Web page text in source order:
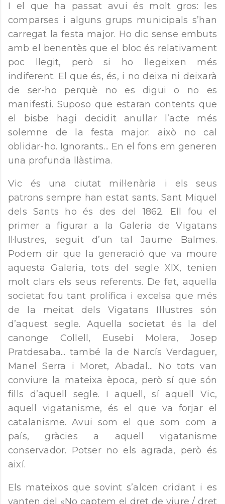
I el que ha passat avui és molt gros: les
comparses i alguns grups municipals s’han
carregat la festa major. Ho dic sense embuts
amb el benentès que el bloc és relativament
poc llegit, però si ho llegeixen més
indiferent. El que és, és, i no deixa ni deixarà
de ser-ho perquè no es digui o no es
manifesti. Suposo que estaran contents que
el bisbe hagi decidit anul·lar l’acte més
solemne de la festa major: això no cal
oblidar-ho. Ignorants... En el fons em generen
una profunda llàstima.
Vic és una ciutat mil·lenària i els seus
patrons sempre han estat sants. Sant Miquel
dels Sants ho és des del 1862. Ell fou el
primer a figurar a la Galeria de Vigatans
Il·lustres, seguit d’un tal Jaume Balmes.
Podem dir que la generació que va moure
aquesta Galeria, tots del segle XIX, tenien
molt clars els seus referents. De fet, aquella
societat fou tant prolífica i excelsa que més
de la meitat dels Vigatans Il·lustres són
d’aquest segle. Aquella societat és la del
canonge Collell, Eusebi Molera, Josep
Pratdesaba... també la de Narcís Verdaguer,
Manel Serra i Moret, Abadal... No tots van
conviure la mateixa època, però sí que són
fills d’aquell segle. I aquell, sí aquell Vic,
aquell vigatanisme, és el que va forjar el
catalanisme. Avui som el que som com a
país, gràcies a aquell vigatanisme
conservador. Potser no els agrada, però és
així.
Els mateixos que sovint s’alcen cridant i es
vanten del «No captem el dret de viure / dret